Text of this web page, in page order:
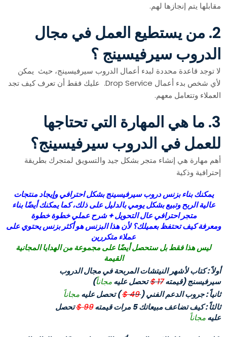
مقابلها يتم إنجازها لهم.
2. من يستطيع العمل في مجال
الدروب سيرفيسينج ؟
لا توجد قاعدة محددة لبدء أعمال الدروب سيرفيسينج، حيث يمكن
لأي شخص بدء أعمال Drop Service. عليك فقط أن تعرف كيف تجد
العملاء وتتعامل معهم.
3. ما هي المهارة التي تحتاجها
للعمل في الدروب سيرفيسينج؟
أهم مهارة هي إنشاء متجر بشكل جيد والتسويق لمتجرك بطريقة
إحترافية وذكية
يمكنك بناء بزنس دروب سيرفيسينج بشكل احترافي وإيجاد منتجات
عالية الربح وتبيع بشكل يومي بالدليل على ذلك، كما يمكنك أيضًا بناء
متجر احترافي عال التحويل + شرح عملي خطوة خطوة
ومعرفة كيف تحتفظ بعميلك؟ لأن هذا البزنس هو أكثر بزنس يحتوي على
عملاء متكررين
ليس هذا فقط بل ستحصل أيضًا على مجموعة من الهدايا المجانية
القيمة
أولاً : كتاب لأشهر النيتشات المربحة في مجال الدروب
سيرفيسنج(قيمته 17
$تحصل عليهمجاناً)
ثانياً : جروب الدعم الفني ( 49
$) تحصل عليهمجاناً
ثالثاً : كيف تضاعف مبيعاتك 5 مرات قيمته
99 $
تحصل
عليهمجاناً